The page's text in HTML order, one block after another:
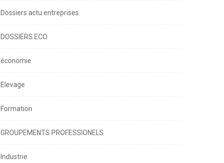
Dossiers actu entreprises
DOSSIERS ECO
économie
Elevage
Formation
GROUPEMENTS PROFESSIONELS
Industrie